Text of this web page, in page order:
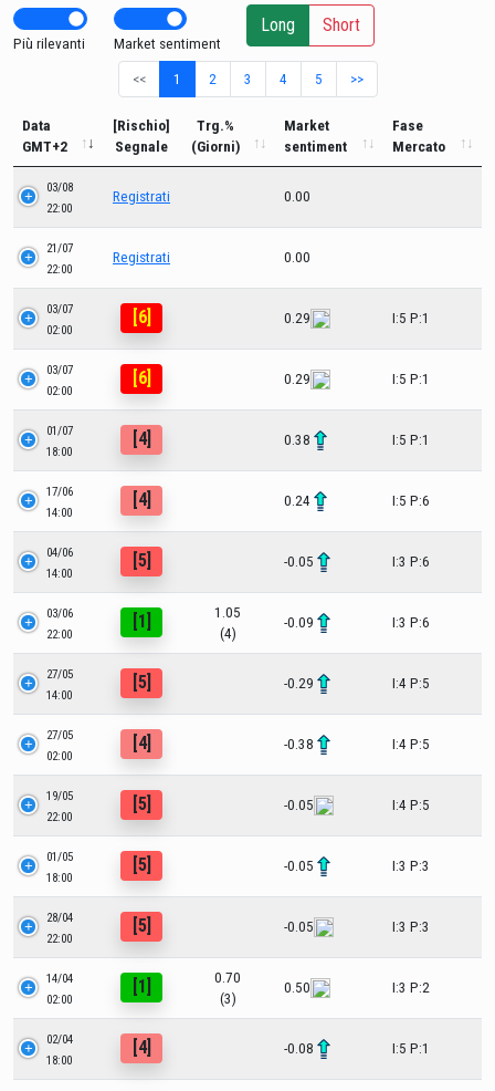
Più rilevanti Market sentiment
Long Short
<< 1 2 3 4 5 >>
Data
GMT+2
[Rischio]
Segnale
Trg.%
(Giorni)
Market
sentiment
Fase
Mercato
03/08
22:00
Registrati 0.00
21/07
22:00
Registrati 0.00
03/07
02:00
[6] 0.29 I:5 P:1
03/07
02:00
[6] 0.29 I:5 P:1
01/07
18:00
[4] 0.38 I:5 P:1
17/06
14:00
[4] 0.24 I:5 P:6
04/06
14:00
[5] -0.05 I:3 P:6
03/06
22:00
[1]
1.05
(4)
-0.09 I:3 P:6
27/05
14:00
[5] -0.29 I:4 P:5
27/05
02:00
[4] -0.38 I:4 P:5
19/05
22:00
[5] -0.05 I:4 P:5
01/05
18:00
[5] -0.05 I:3 P:3
28/04
22:00
[5] -0.05 I:3 P:3
14/04
02:00
[1]
0.70
(3)
0.50 I:3 P:2
02/04
18:00
[4] -0.08 I:5 P:1